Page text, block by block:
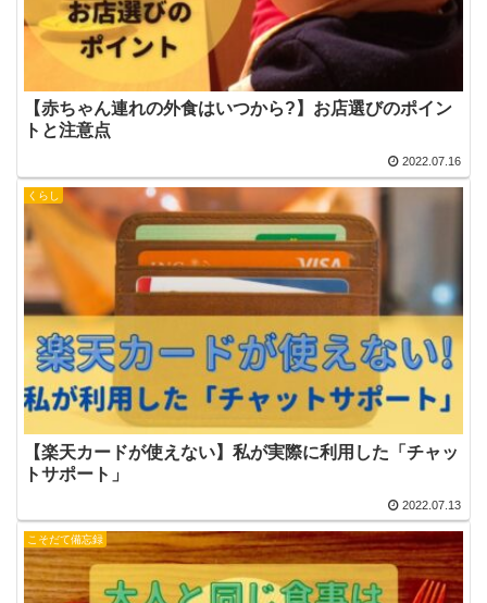
【赤ちゃん連れの外食はいつから?】お店選びのポイン
トと注意点
2022.07.16
くらし
【楽天カードが使えない】私が実際に利用した「チャッ
トサポート」
2022.07.13
こそだて備忘録